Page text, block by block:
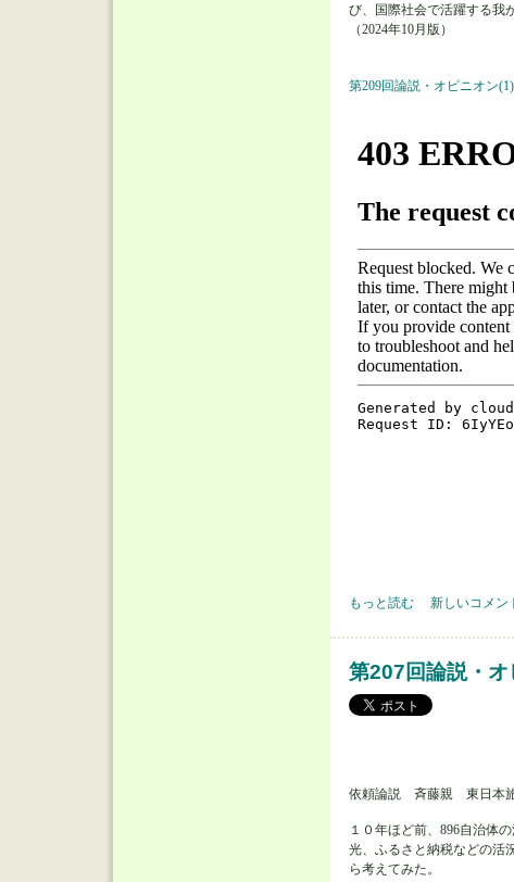
び、国際社会で活躍する我
（2024年10月版）
第209回論説・オピニオン
第209回論説・オピニオン
もっと読む 新しいコメン
第207回論説・
依頼論説 斉藤親 東日本
１０年ほど前、896自治体
光、ふるさと納税などの活
ら考えてみた。